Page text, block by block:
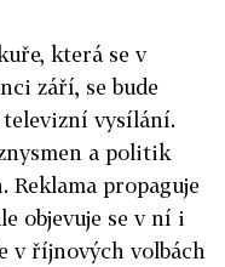
která se v
září, se bude
televizní vysílání.
a politik
Reklama propaguje
objevuje se v ní i
v říjnových volbách